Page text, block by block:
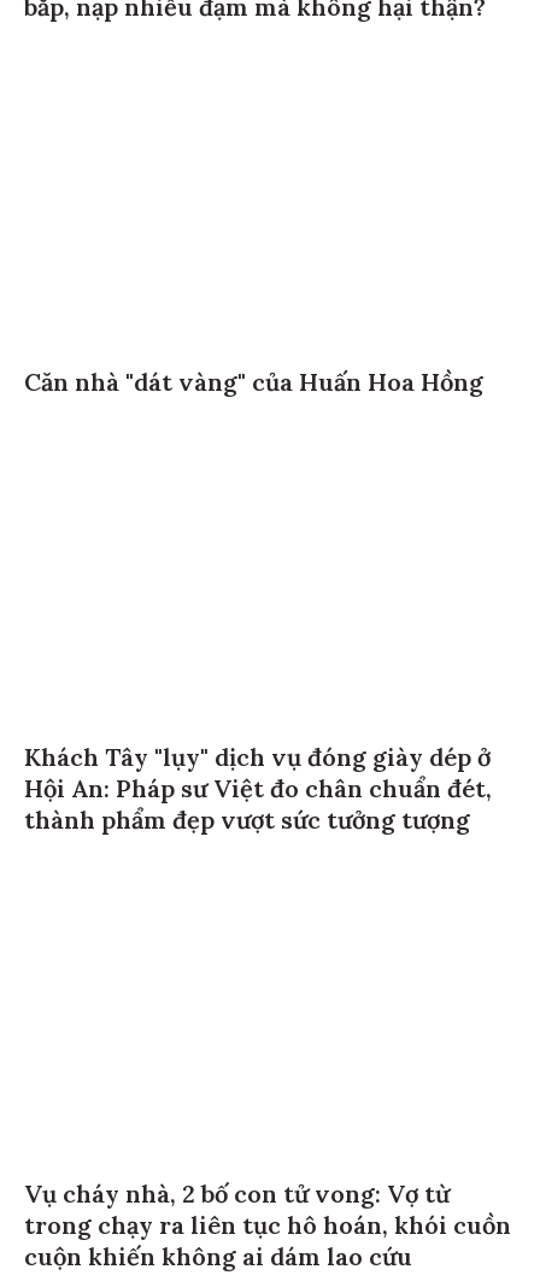
Căn nhà "dát vàng" của Huấn Hoa Hồng
Khách Tây "lụy" dịch vụ đóng giày dép ở
Hội An: Pháp sư Việt đo chân chuẩn đét,
thành phẩm đẹp vượt sức tưởng tượng
Vụ cháy nhà, 2 bố con tử vong: Vợ từ
trong chạy ra liên tục hô hoán, khói cuồn
cuộn khiến không ai dám lao cứu